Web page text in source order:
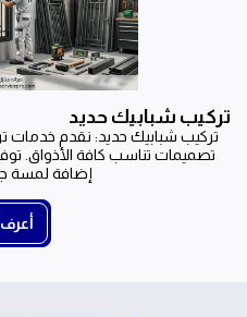
تركيب شبابيك حديد
تركيب شبابيك حديد: نقدم خدمات
تصميمات تناسب كافة الأذواق.
إضافة لمسة
أعرف